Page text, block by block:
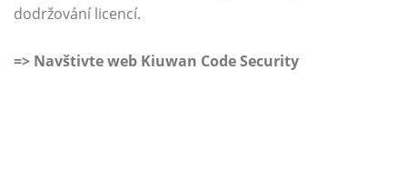
dodržování licencí.
=> Navštivte web Kiuwan Code Security